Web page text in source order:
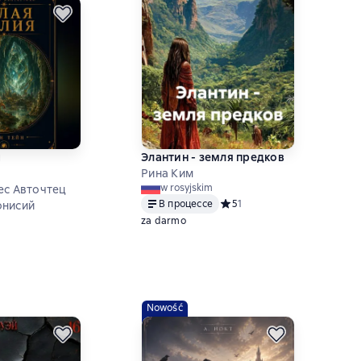
Авточтец
рейтинг 0 на основе 0 оценок
Элантин - земля предков
Рина Ким
w rosyjskim
В процессе
Средний рейтинг 5 на
51
za darmo
Nowość